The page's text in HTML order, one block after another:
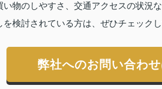
物のしやすさ、交通アクセスの状況
検討されている方は、ぜひチェックし
弊社へのお問い合わ